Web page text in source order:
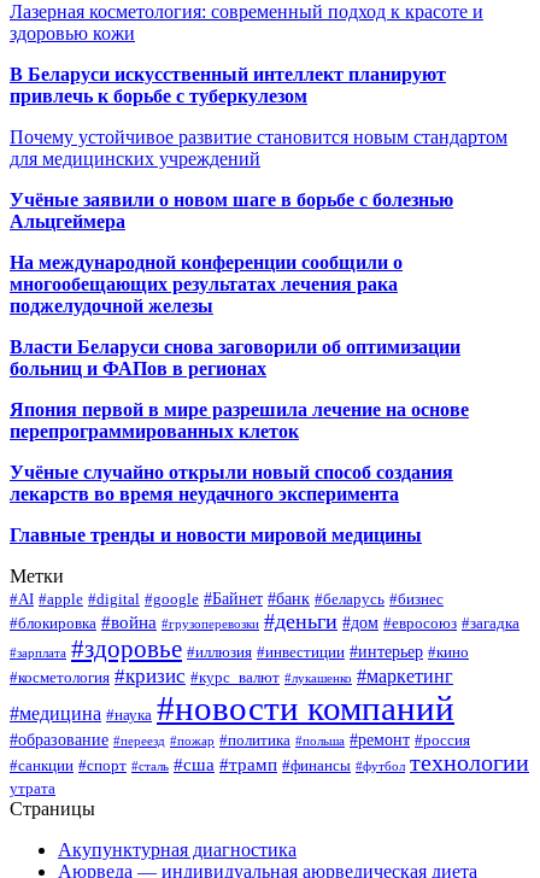
Лазерная косметология: современный подход к красоте и
здоровью кожи
В Беларуси искусственный интеллект планируют
привлечь к борьбе с туберкулезом
Почему устойчивое развитие становится новым стандартом
для медицинских учреждений
Учёные заявили о новом шаге в борьбе с болезнью
Альцгеймера
На международной конференции сообщили о
многообещающих результатах лечения рака
поджелудочной железы
Власти Беларуси снова заговорили об оптимизации
больниц и ФАПов в регионах
Япония первой в мире разрешила лечение на основе
перепрограммированных клеток
Учёные случайно открыли новый способ создания
лекарств во время неудачного эксперимента
Главные тренды и новости мировой медицины
Метки
#AI #apple #digital #google #Байнет #банк #беларусь #бизнес
#блокировка #война #грузоперевозки #деньги #дом #евросоюз #загадка
#зарплата #здоровье #иллюзия #инвестиции #интерьер #кино
#косметология #кризис #курс_валют #лукашенко #маркетинг
#медицина #наука #новости компаний
#образование #переезд #пожар #политика #польша #ремонт #россия
#санкции #спорт #сталь #сша #трамп #финансы #футбол технологии
утрата
Страницы
Акупунктурная диагностика
Аюрведа — индивидуальная аюрведическая диета